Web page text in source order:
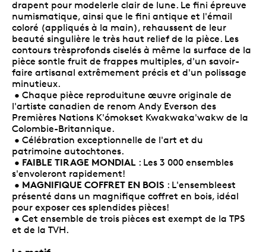
drapent pour modelerle clair de lune. Le fini épreuve
numismatique, ainsi que le fini antique et l'émail
coloré (appliqués à la main), rehaussent de leur
beauté singulière le très haut relief de la pièce. Les
contours trèsprofonds ciselés à même la surface de la
pièce sontle fruit de frappes multiples, d'un savoir-
faire artisanal extrêmement précis et d'un polissage
minutieux.
• Chaque pièce reproduitune œuvre originale de
l'artiste canadien de renom Andy Everson des
Premières Nations K'ómokset Kwakwaka'wakw de la
Colombie-Britannique.
• Célébration exceptionnelle de l'art et du
patrimoine autochtones.
• FAIBLE TIRAGE MONDIAL : Les 3 000 ensembles
s'envoleront rapidement!
• MAGNIFIQUE COFFRET EN BOIS : L'ensembleest
présenté dans un magnifique coffret en bois, idéal
pour exposer ces splendides pièces!
• Cet ensemble de trois pièces est exempt de la TPS
et de la TVH.